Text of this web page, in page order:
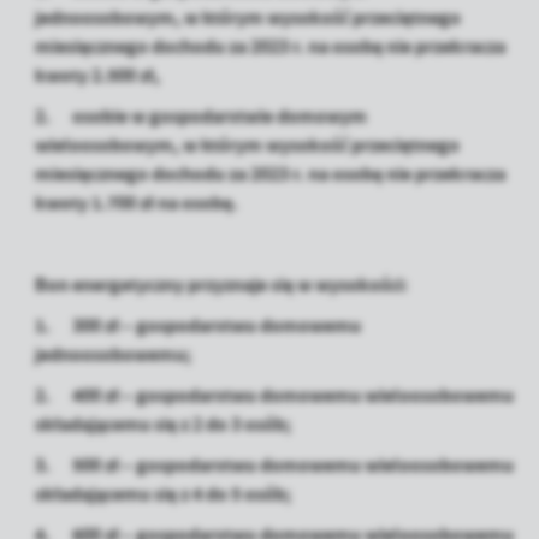
Firmy te działają w charakterze pośredników prezentujących nasze
treści w postaci wiadomości, ofert, komunikatów mediów
społecznościowych.
jednoosobowym, w którym wysokość przeciętnego
miesięcznego dochodu za 2023 r. na osobę nie przekracza
kwoty 2.500 zł,
2. osobie w gospodarstwie domowym
wieloosobowym, w którym wysokość przeciętnego
miesięcznego dochodu za 2023 r. na osobę nie przekracza
kwoty 1.700 zł na osobę.
Bon energetyczny przyznaje się w wysokości:
1. 300 zł – gospodarstwu domowemu
jednoosobowemu;
2. 400 zł – gospodarstwu domowemu wieloosobowemu
składającemu się z 2 do 3 osób;
3. 500 zł – gospodarstwu domowemu wieloosobowemu
składającemu się z 4 do 5 osób;